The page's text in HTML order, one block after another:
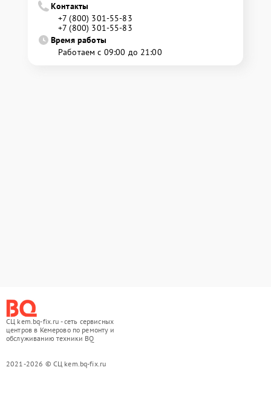
Контакты
+7 (800) 301-55-83
+7 (800) 301-55-83
Время работы
Работаем с 09:00 до 21:00
СЦ kem.bq-fix.ru - сеть сервисных
центров в Кемерово по ремонту и
обслуживанию техники BQ
2021-2026 © СЦ kem.bq-fix.ru